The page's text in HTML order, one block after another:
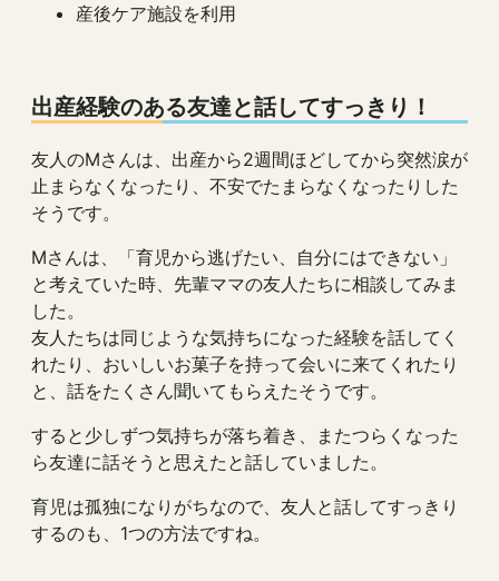
産後ケア施設を利用
出産経験のある友達と話してすっきり！
友人のMさんは、出産から2週間ほどしてから突然涙が
止まらなくなったり、不安でたまらなくなったりした
そうです。
Mさんは、「育児から逃げたい、自分にはできない」
と考えていた時、先輩ママの友人たちに相談してみま
した。
友人たちは同じような気持ちになった経験を話してく
れたり、おいしいお菓子を持って会いに来てくれたり
と、話をたくさん聞いてもらえたそうです。
すると少しずつ気持ちが落ち着き、またつらくなった
ら友達に話そうと思えたと話していました。
育児は孤独になりがちなので、友人と話してすっきり
するのも、1つの方法ですね。